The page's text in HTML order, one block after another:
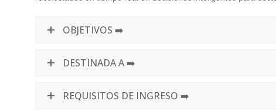
OBJETIVOS ➡️
DESTINADA A ➡️
REQUISITOS DE INGRESO ➡️